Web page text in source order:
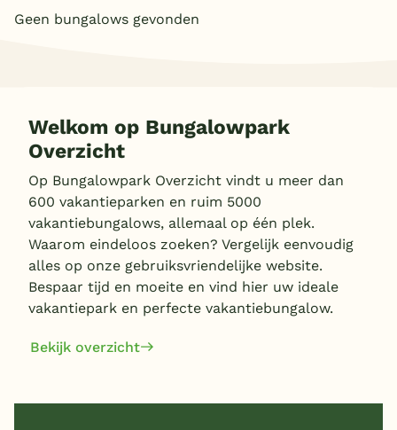
Overdekt zwembad
Alle populaire faciliteiten
Bestemmingen
Nederland
Veluwe
Geen bungalows gevonden
Welkom op Bungalowpark
Overzicht
Op Bungalowpark Overzicht vindt u meer dan
600 vakantieparken en ruim 5000
vakantiebungalows, allemaal op één plek.
Waarom eindeloos zoeken? Vergelijk eenvoudig
alles op onze gebruiksvriendelijke website.
Bespaar tijd en moeite en vind hier uw ideale
vakantiepark en perfecte vakantiebungalow.
Bekijk overzicht